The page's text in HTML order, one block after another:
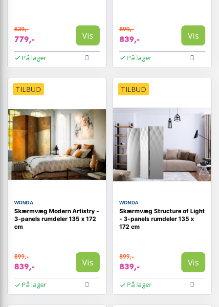
839,-
779,- Vis
På lager
899,-
839,- Vis
På lager
TILBUD
WONDA
Skærmvæg Modern Artistry -
3-panels rumdeler 135 x 172
cm
899,-
839,- Vis
På lager
TILBUD
WONDA
Skærmvæg Structure of Light
- 3-panels rumdeler 135 x
172 cm
899,-
839,- Vis
På lager